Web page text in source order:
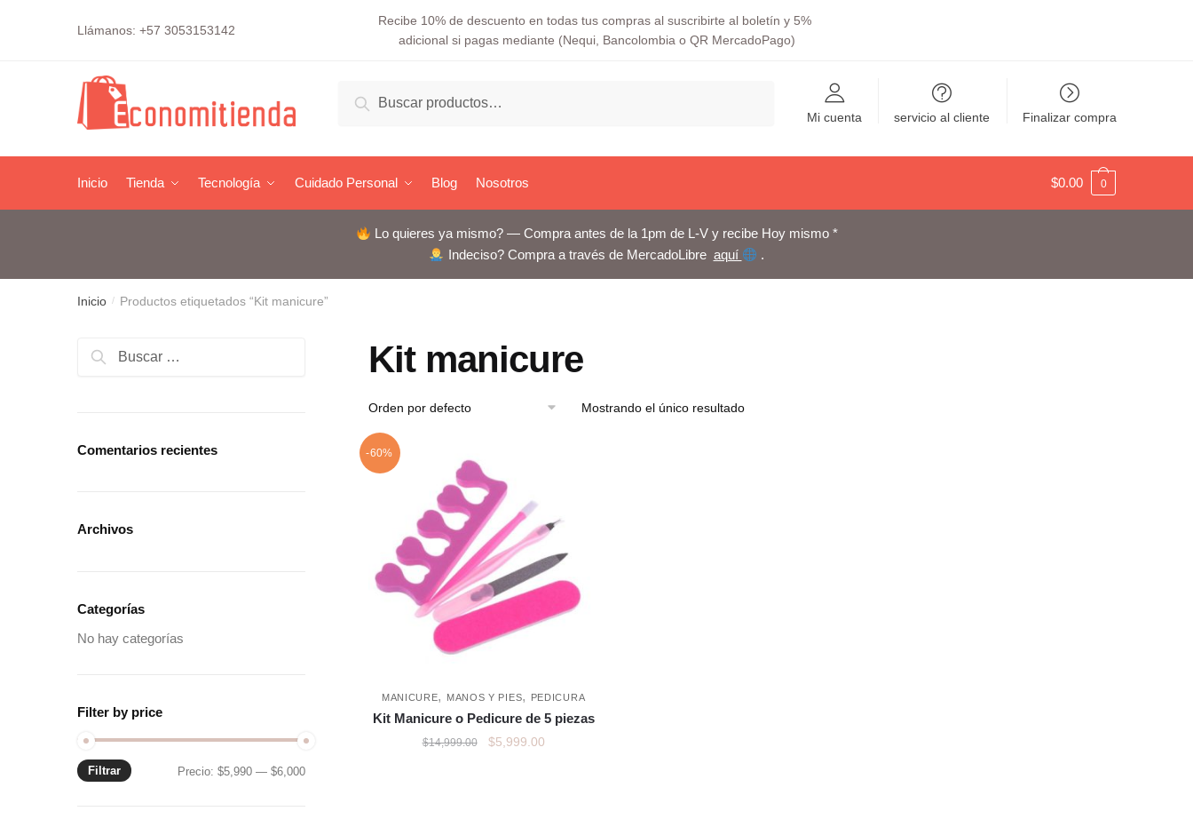
Llámanos: +57 3053153142
Recibe 10% de descuento en todas tus compras al suscribirte al boletín y 5%
adicional si pagas mediante (Nequi, Bancolombia o QR MercadoPago)
por:
Buscar
Mi cuenta servicio al cliente Finalizar compra
Inicio Tienda Tecnología Cuidado Personal Blog Nosotros $0.00 0
Lo quieres ya mismo? — Compra antes de la 1pm de L-V y recibe Hoy mismo *
Indeciso? Compra a través de MercadoLibre aquí .
Inicio / Productos etiquetados “Kit manicure”
Kit manicure
Mostrando el único resultado
-60%
MANICURE, MANOS Y PIES, PEDICURA
Kit Manicure o Pedicure de 5 piezas
$14,999.00 $5,999.00
Buscar:
Comentarios recientes
Archivos
Categorías
No hay categorías
Filter by price
Filtrar Precio:$5,990 —$6,000